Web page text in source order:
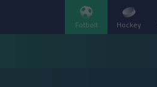
Fotboll Hockey